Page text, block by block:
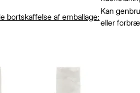
bortskaffelse af emballage:
Kan
eller